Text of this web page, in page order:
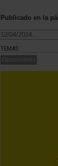
Publicado en la
12/04/2024.
TEMAS
Oposiciones